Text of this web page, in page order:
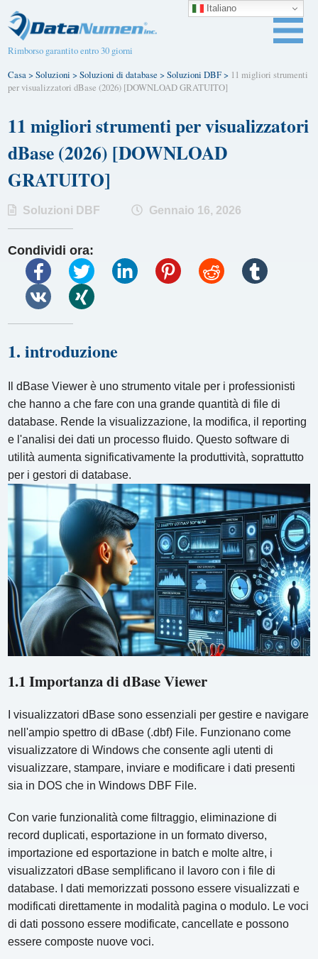
Rimborso garantito entro 30 giorni
Casa>Soluzioni >Soluzioni di database >Soluzioni DBF> 11 migliori strumenti
per visualizzatori dBase (2026) [DOWNLOAD GRATUITO]
11 migliori strumenti per visualizzatori
dBase (2026) [DOWNLOAD
GRATUITO]
Soluzioni DBF Gennaio 16, 2026
Condividi ora:
1. introduzione
Il dBase Viewer è uno strumento vitale per i professionisti
che hanno a che fare con una grande quantità di file di
database. Rende la visualizzazione, la modifica, il reporting
e l'analisi dei dati un processo fluido. Questo software di
utilità aumenta significativamente la produttività, soprattutto
per i gestori di database.
1.1 Importanza di dBase Viewer
I visualizzatori dBase sono essenziali per gestire e navigare
nell'ampio spettro di dBase (.dbf) File. Funzionano come
visualizzatore di Windows che consente agli utenti di
visualizzare, stampare, inviare e modificare i dati presenti
sia in DOS che in Windows DBF File.
Con varie funzionalità come filtraggio, eliminazione di
record duplicati, esportazione in un formato diverso,
importazione ed esportazione in batch e molte altre, i
visualizzatori dBase semplificano il lavoro con i file di
database. I dati memorizzati possono essere visualizzati e
modificati direttamente in modalità pagina o modulo. Le voci
di dati possono essere modificate, cancellate e possono
essere composte nuove voci.
Italiano